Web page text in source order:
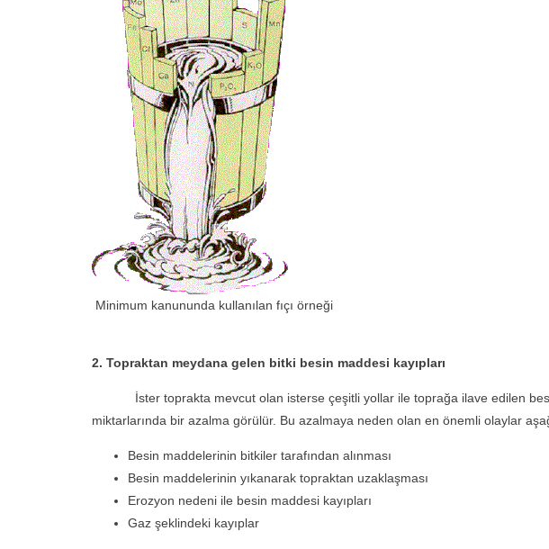
Minimum kanununda kullanılan fıçı örneği
2. Topraktan meydana gelen bitki besin maddesi kayıpları
İster toprakta mevcut olan isterse çeşitli yollar ile toprağa ilave edilen besin
miktarlarında bir azalma görülür. Bu azalmaya neden olan en önemli olaylar
Besin maddelerinin bitkiler tarafından alınması
Besin maddelerinin yıkanarak topraktan uzaklaşması
Erozyon nedeni ile besin maddesi kayıpları
Gaz şeklindeki kayıplar